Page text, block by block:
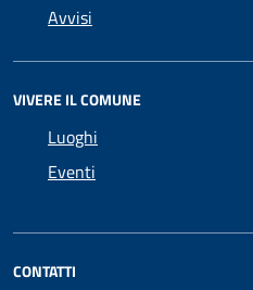
Avvisi
VIVERE IL COMUNE
Luoghi
Eventi
CONTATTI